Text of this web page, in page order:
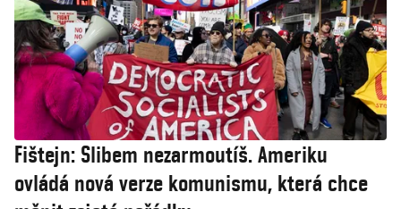
Fištejn: Slibem nezarmoutíš. Ameriku
ovládá nová verze komunismu, která chce